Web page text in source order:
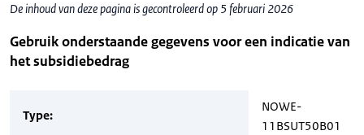
De inhoud van deze pagina is gecontroleerd op 5 februari 2026
Gebruik onderstaande gegevens voor een indicatie van
het subsidiebedrag
Type:
NOWE-
11BSUT50B01